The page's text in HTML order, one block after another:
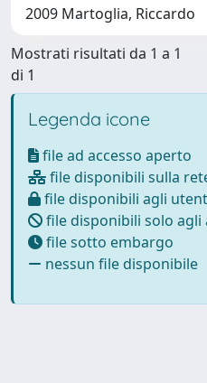
2009 Martoglia, Riccardo
Mostrati risultati da 1 a 1
di 1
Legenda icone
file ad accesso aperto
file disponibili sulla
file disponibili agli
file disponibili solo
file sotto embargo
nessun file disponibile